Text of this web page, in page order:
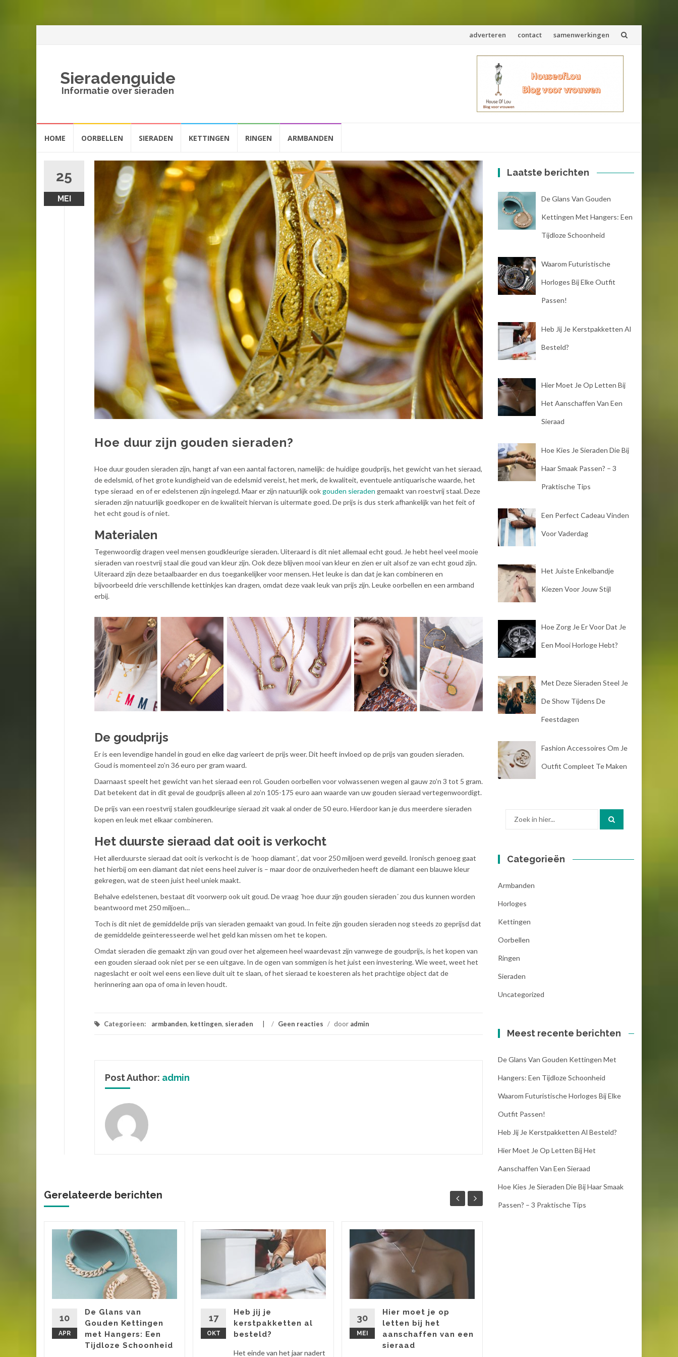
Spring
naar
adverteren contact samenwerkingen
Sieradenguide
Informatie over sieraden
naarHOME OORBELLEN SIERADEN KETTINGEN RINGEN ARMBANDEN
25
MEI
Hoe duur zijn gouden sieraden?
Hoe duur gouden sieraden zijn, hangt af van een aantal factoren, namelijk: de huidige goudprijs, het gewicht van het sieraad,
de edelsmid, of het grote kundigheid van de edelsmid vereist, het merk, de kwaliteit, eventuele antiquarische waarde, het
type sieraad en of er edelstenen zijn ingelegd. Maar er zijn natuurlijk ookgouden sieraden gemaakt van roestvrij staal. Deze
sieraden zijn natuurlijk goedkoper en de kwaliteit hiervan is uitermate goed. De prijs is dus sterk afhankelijk van het feit of
het echt goud is of niet.
Materialen
Tegenwoordig dragen veel mensen goudkleurige sieraden. Uiteraard is dit niet allemaal echt goud. Je hebt heel veel mooie
sieraden van roestvrij staal die goud van kleur zijn. Ook deze blijven mooi van kleur en zien er uit alsof ze van echt goud zijn.
Uiteraard zijn deze betaalbaarder en dus toegankelijker voor mensen. Het leuke is dan dat je kan combineren en
bijvoorbeeld drie verschillende kettinkjes kan dragen, omdat deze vaak leuk van prijs zijn. Leuke oorbellen en een armband
erbij.
De goudprijs
Er is een levendige handel in goud en elke dag varieert de prijs weer. Dit heeft invloed op de prijs van gouden sieraden.
Goud is momenteel zo’n 36 euro per gram waard.
Daarnaast speelt het gewicht van het sieraad een rol. Gouden oorbellen voor volwassenen wegen al gauw zo’n 3 tot 5 gram.
Dat betekent dat in dit geval de goudprijs alleen al zo’n 105-175 euro aan waarde van uw gouden sieraad vertegenwoordigt.
De prijs van een roestvrij stalen goudkleurige sieraad zit vaak al onder de 50 euro. Hierdoor kan je dus meerdere sieraden
kopen en leuk met elkaar combineren.
Het duurste sieraad dat ooit is verkocht
Het allerduurste sieraad dat ooit is verkocht is de ´hoop diamant´, dat voor 250 miljoen werd geveild. Ironisch genoeg gaat
het hierbij om een diamant dat niet eens heel zuiver is – maar door de onzuiverheden heeft de diamant een blauwe kleur
gekregen, wat de steen juist heel uniek maakt.
Behalve edelstenen, bestaat dit voorwerp ook uit goud. De vraag ´hoe duur zijn gouden sieraden´ zou dus kunnen worden
beantwoord met 250 miljoen…
Toch is dit niet de gemiddelde prijs van sieraden gemaakt van goud. In feite zijn gouden sieraden nog steeds zo geprijsd dat
de gemiddelde geïnteresseerde wel het geld kan missen om het te kopen.
Omdat sieraden die gemaakt zijn van goud over het algemeen heel waardevast zijn vanwege de goudprijs, is het kopen van
een gouden sieraad ook niet per se een uitgave. In de ogen van sommigen is het juist een investering. Wie weet, weet het
nageslacht er ooit wel eens een lieve duit uit te slaan, of het sieraad te koesteren als het prachtige object dat de
herinnering aan opa of oma in leven houdt.
Categorieen: armbanden, kettingen, sieraden / Geen reacties / door admin
Post Author: admin
Gerelateerde berichten
10
APR
De Glans van
Gouden Kettingen
met Hangers: Een
Tijdloze Schoonheid
17
OKT
Heb jij je
kerstpakketten al
besteld?
Het einde van het jaar nadert
30
MEI
Hier moet je op
letten bij het
aanschaffen van een
sieraad
Laatste berichten
De Glans Van Gouden
Kettingen Met Hangers: Een
Tijdloze Schoonheid
Waarom Futuristische
Horloges Bij Elke Outfit
Passen!
Heb Jij Je Kerstpakketten Al
Besteld?
Hier Moet Je Op Letten Bij
Het Aanschaffen Van Een
Sieraad
Hoe Kies Je Sieraden Die Bij
Haar Smaak Passen? – 3
Praktische Tips
Een Perfect Cadeau Vinden
Voor Vaderdag
Het Juiste Enkelbandje
Kiezen Voor Jouw Stijl
Hoe Zorg Je Er Voor Dat Je
Een Mooi Horloge Hebt?
Met Deze Sieraden Steel Je
De Show Tijdens De
Feestdagen
Fashion Accessoires Om Je
Outfit Compleet Te Maken
Zoek
Categorieën
Armbanden
Horloges
Kettingen
Oorbellen
Ringen
Sieraden
Uncategorized
Meest recente berichten
De Glans Van Gouden Kettingen Met
Hangers: Een Tijdloze Schoonheid
Waarom Futuristische Horloges Bij Elke
Outfit Passen!
Heb Jij Je Kerstpakketten Al Besteld?
Hier Moet Je Op Letten Bij Het
Aanschaffen Van Een Sieraad
Hoe Kies Je Sieraden Die Bij Haar Smaak
Passen? – 3 Praktische Tips